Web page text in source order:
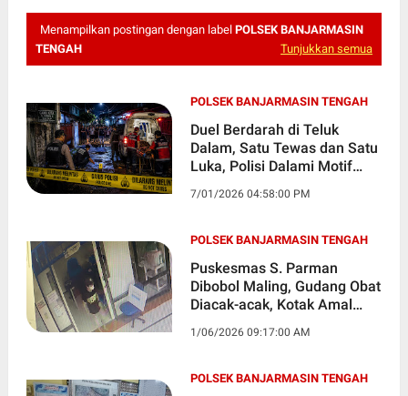
Menampilkan postingan dengan label POLSEK BANJARMASIN
TENGAH
Tunjukkan semua
POLSEK BANJARMASIN TENGAH
Duel Berdarah di Teluk
Dalam, Satu Tewas dan Satu
Luka, Polisi Dalami Motif
7/01/2026 04:58:00 PM
POLSEK BANJARMASIN TENGAH
Puskesmas S. Parman
Dibobol Maling, Gudang Obat
Diacak-acak, Kotak Amal
1/06/2026 09:17:00 AM
POLSEK BANJARMASIN TENGAH